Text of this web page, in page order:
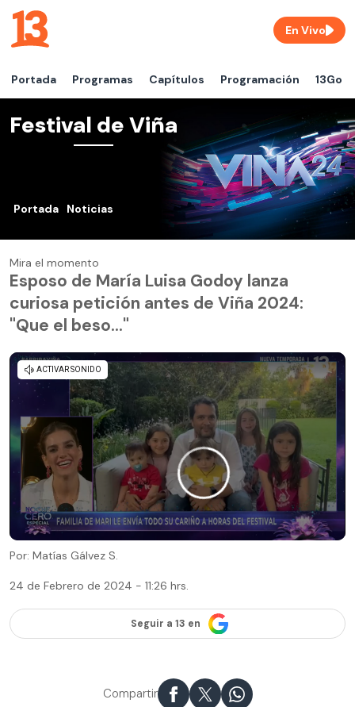
Portada Programas Capítulos Programación 13Go
En Vivo
Festival de Viña
Portada Noticias
Mira el momento
Esposo de María Luisa Godoy lanza
curiosa petición antes de Viña 2024:
"Que el beso..."
Por: Matías Gálvez S.
24 de Febrero de 2024 - 11:26 hrs.
Seguir a 13 en
Compartir